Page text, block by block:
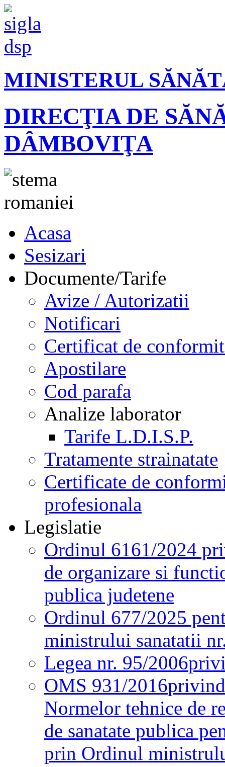
MINISTERUL
DIRECŢIA DE
DÂMBOVIŢA
Acasa
Sesizari
Documente/Tarife
Avize / Autorizatii
Notificari
Certificat de
Apostilare
Cod parafa
Analize laborator
Tarife L.D.I.S.P.
Tratamente strainatate
Certificate de
profesionala
Legislatie
Ordinul 6161/2024
de organizare si
publica judetene
Ordinul 677/2025
ministrului sanatatii
Legea nr. 95/2006
OMS 931/2016
Normelor tehnice de
de sanatate publica
prin Ordinul